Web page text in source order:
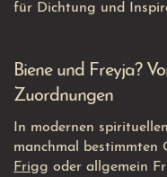
für Dichtung und
Biene und Freyja?
Zuordnungen
In modernen
manchmal bestimmten
Frigg oder allgemein